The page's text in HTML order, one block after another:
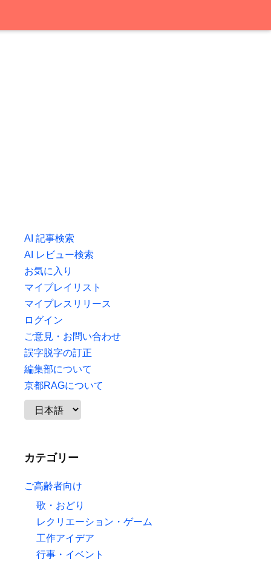
AI 記事検索
AI レビュー検索
お気に入り
マイプレイリスト
マイプレスリリース
ログイン
ご意見・お問い合わせ
誤字脱字の訂正
編集部について
京都RAGについて
カテゴリー
ご高齢者向け
歌・おどり
レクリエーション・ゲーム
工作アイデア
行事・イベント